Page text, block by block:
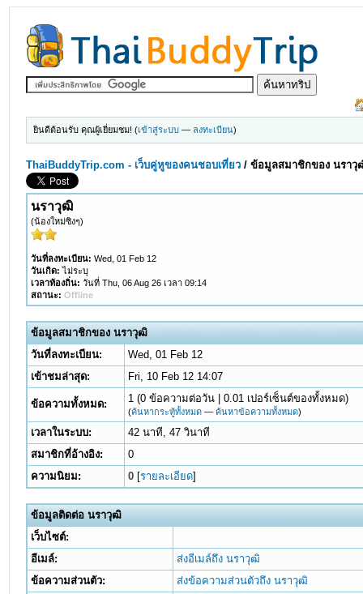
ยินดีต้อนรับ คุณผู้เยี่ยมชม! (เข้าสู่ระบบ — ลงทะเบียน)
ThaiBuddyTrip.com - เว็บคู่หูของคนชอบเที่ยว /ข้อมูลสมาชิกของ นราวุ
นราวุฒิ
(น้องใหม่ซิงๆ)
วันที่ลงทะเบียน: Wed, 01 Feb 12
วันเกิด: ไม่ระบุ
เวลาท้องถิ่น: วันที่ Thu, 06 Aug 26 เวลา 09:14
สถานะ: Offline
ข้อมูลสมาชิกของ นราวุฒิ
วันที่ลงทะเบียน:
Wed, 01 Feb 12
เข้าชมล่าสุด:
Fri, 10 Feb 12 14:07
ข้อความทั้งหมด: 1 (0 ข้อความต่อวัน | 0.01 เปอร์เซ็นต์ของทั้งหมด)
(ค้นหากระทู้ทั้งหมด — ค้นหาข้อความทั้งหมด)
เวลาในระบบ:
42 นาที, 47 วินาที
สมาชิกที่อ้างอิง:
0
ความนิยม:
0 [รายละเอียด]
ข้อมูลติดต่อ นราวุฒิ
เว็บไซต์:
อีเมล์:
ส่งอีเมล์ถึง นราวุฒิ
ข้อความส่วนตัว:
ส่งข้อความส่วนตัวถึง นราวุฒิ